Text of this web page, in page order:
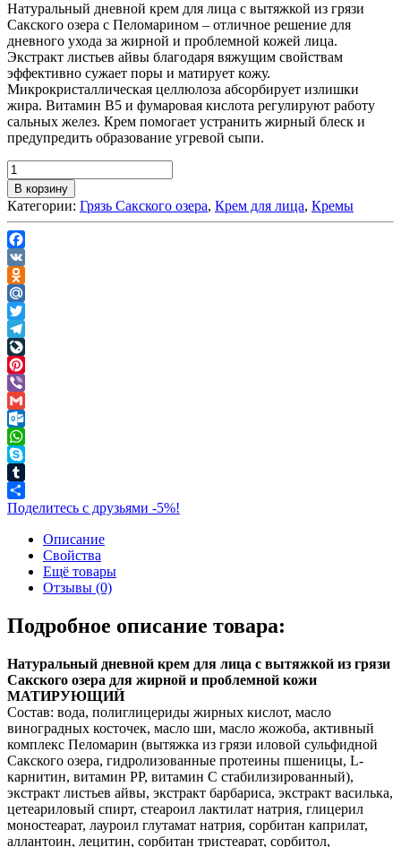
Натуральный дневной крем для лица с вытяжкой из грязи
Сакского озера с Пеломарином – отличное решение для
дневного ухода за жирной и проблемной кожей лица.
Экстракт листьев айвы благодаря вяжущим свойствам
эффективно сужает поры и матирует кожу.
Микрокристаллическая целлюлоза абсорбирует излишки
жира. Витамин В5 и фумаровая кислота регулируют работу
сальных желез. Крем помогает устранить жирный блеск и
предупредить образование угревой сыпи.
В корзину
Категории: Грязь Сакского озера, Крем для лица, Кремы
Facebook
VK
Odnoklassniki
Mail.Ru
Twitter
Telegram
LiveJournal
Pinterest
Viber
Gmail
Outlook.com
WhatsApp
Skype
Tumblr
Поделитесь с друзьями -5%!
Описание
Свойства
Ещё товары
Отзывы (0)
Подробное описание товара:
Натуральный дневной крем для лица с вытяжкой из грязи
Сакского озера для жирной и проблемной кожи
МАТИРУЮЩИЙ
Состав: вода, полиглицериды жирных кислот, масло
виноградных косточек, масло ши, масло жожоба, активный
комплекс Пеломарин (вытяжка из грязи иловой сульфидной
Сакского озера, гидролизованные протеины пшеницы, L-
карнитин, витамин РР, витамин С стабилизированный),
экстракт листьев айвы, экстракт барбариса, экстракт василька,
цетеариловый спирт, стеароил лактилат натрия, глицерил
моностеарат, лауроил глутамат натрия, сорбитан каприлат,
аллантоин, лецитин, сорбитан тристеарат, сорбитол,